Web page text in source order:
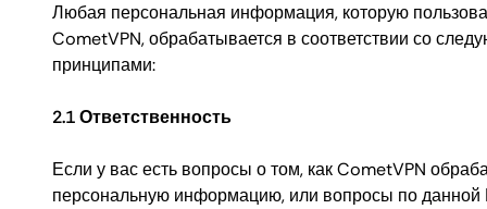
Любая персональная информация, которую
CometVPN, обрабатывается в соответствии со
принципами:
2.1 Ответственность
Если у вас есть вопросы о том, как CometVPN
персональную информацию, или вопросы по данной